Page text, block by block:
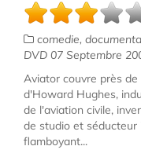
comedie,
DVD 07 Septembre
Aviator couvre près
d'Howard Hughes,
de l'aviation civile,
de studio et
flamboyant...